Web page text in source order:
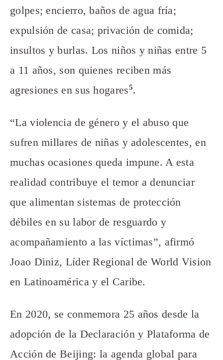
golpes; encierro, baños de agua fría;
expulsión de casa; privación de comida;
insultos y burlas. Los niños y niñas entre 5
a 11 años, son quienes reciben más
agresiones en sus hogares5.
“La violencia de género y el abuso que
sufren millares de niñas y adolescentes, en
muchas ocasiones queda impune. A esta
realidad contribuye el temor a denunciar
que alimentan sistemas de protección
débiles en su labor de resguardo y
acompañamiento a las víctimas”, afirmó
Joao Diniz, Líder Regional de World Vision
en Latinoamérica y el Caribe.
En 2020, se conmemora 25 años desde la
adopción de la Declaración y Plataforma de
Acción de Beijing: la agenda global para